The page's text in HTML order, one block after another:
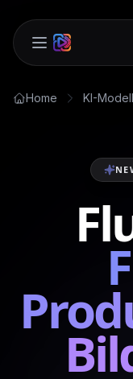
Open main
Home KI-